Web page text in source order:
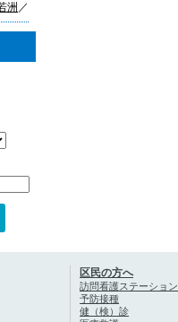
洲
区民の方へ
訪問看護ステーション
予防接種
健（検）診